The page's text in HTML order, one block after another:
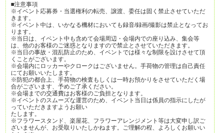
■注意事項
※イベント応募券・当選権利の転売、譲渡、委任は固く禁止させていただ
きます。
※イベント中は、いかなる機材においても録音/録画/撮影は禁止となってお
ります。
※当日は、イベント中も含めて会場周辺・会場内での座り込み、集会等
は、他のお客様のご迷惑となりますので禁止とさせていただきます。
※当日の事故・混乱防止のため、イベントでは様々な制限を設けさせて頂
くことがございます。
※会場内にロッカーやクロークはございません。手荷物の管理は自己責任
にてお願いいたします。
※防犯の都合上、手荷物の検査もしくは一時お預かりをさせていただく場
合がございます、予めご了承ください。
※会場までの交通費はお客様のご負担となります。
※イベントのスムーズな運営のため、イベント当日は係員の指示にしたが
っていただきますようお願い
たします。
※フラワースタンド、楽屋花、フラワーアレンジメント等は大変申し訳ご
ざいませんが、お受取りいたしかねます。ご理解の程、よろしくお願いい